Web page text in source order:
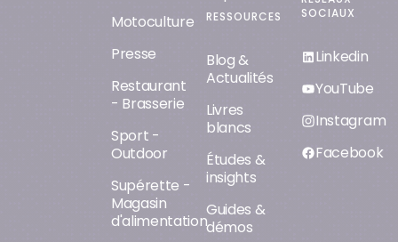
Motoculture
Presse
Restaurant
- Brasserie
Sport -
Outdoor
Supérette -
Magasin
d'alimentation
RESSOURCES
Blog &
Actualités
Livres
blancs
Études &
insights
Guides &
démos
SOCIAUX
Linkedin
YouTube
Instagram
Facebook